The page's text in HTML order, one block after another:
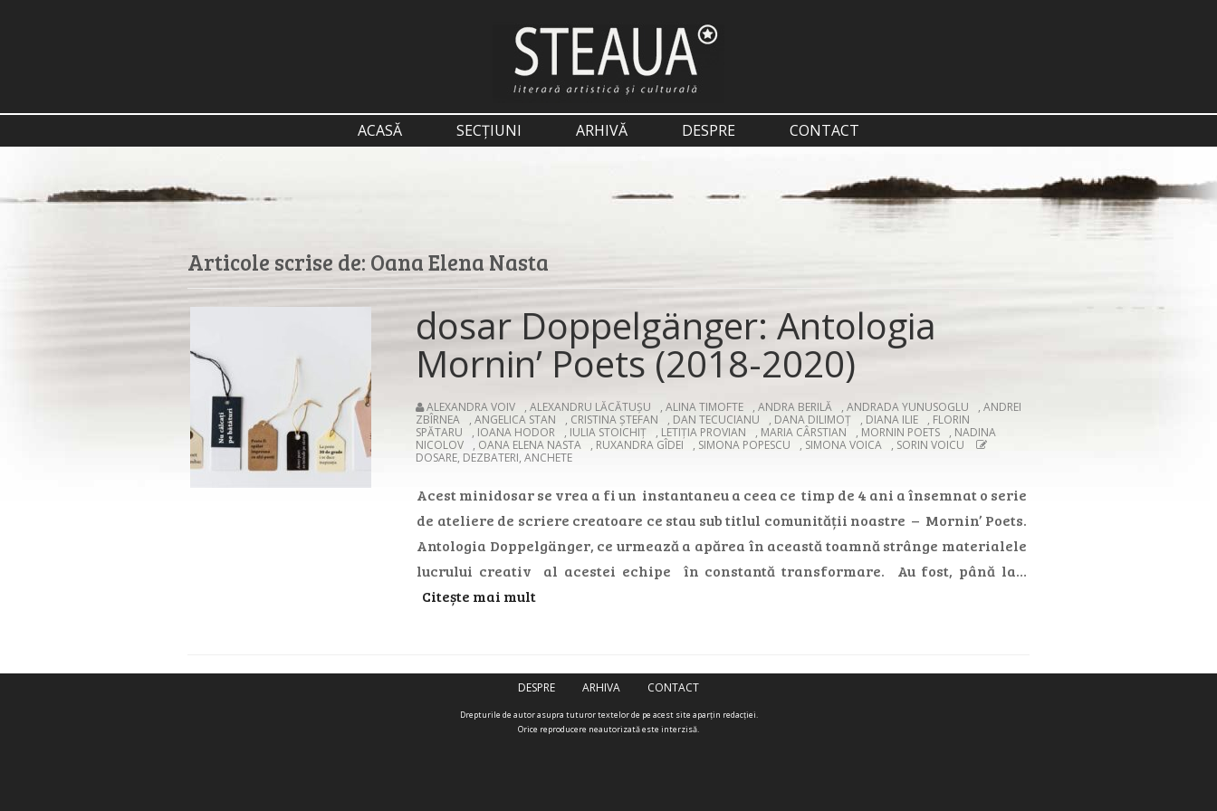
ACASĂ SECȚIUNI ARHIVĂ DESPRE CONTACT
Articole scrise de: Oana Elena Nasta
dosar Doppelgänger: Antologia
Mornin’ Poets (2018-2020)
ALEXANDRA VOIV , ALEXANDRU LĂCĂTUȘU , ALINA TIMOFTE , ANDRA BERILĂ , ANDRADA YUNUSOGLU , ANDREI
ZBÎRNEA
, ANGELICA STAN , CRISTINA ȘTEFAN , DAN TECUCIANU , DANA DILIMOȚ , DIANA ILIE , FLORIN
SPĂTARU
, IOANA HODOR , IULIA STOICHIȚ , LETIȚIA PROVIAN , MARIA CÂRSTIAN , MORNIN POETS , NADINA
NICOLOV
, OANA ELENA NASTA , RUXANDRA GÎDEI , SIMONA POPESCU , SIMONA VOICA , SORIN VOICU
DOSARE, DEZBATERI, ANCHETE
Acest minidosar se vrea a fi un instantaneu a ceea ce timp de 4 ani a însemnat o serie
de ateliere de scriere creatoare ce stau sub titlul comunității noastre – Mornin’ Poets.
Antologia Doppelgänger, ce urmează a apărea în această toamnă strânge materialele
lucrului creativ al acestei echipe în constantă transformare. Au fost, până la…
Citește mai mult
DESPRE ARHIVA CONTACT
Drepturile de autor asupra tuturor textelor de pe acest site aparţin redacţiei.
Orice reproducere neautorizată este interzisă.